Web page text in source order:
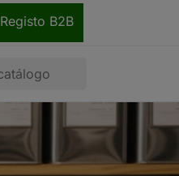
Registo B2B